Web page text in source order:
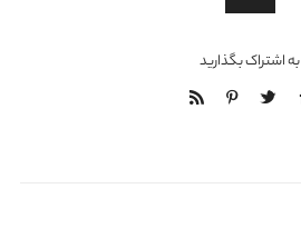
به اشتراک بگذارید